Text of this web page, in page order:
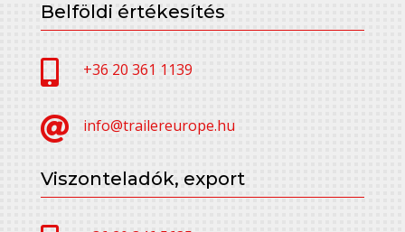
Belföldi értékesítés
 +36 20 361 1139
 info@trailereurope.hu
Viszonteladók, export